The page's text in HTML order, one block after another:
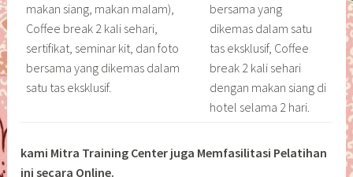
makan siang, makan malam),
Coffee break 2 kali sehari,
sertifikat, seminar kit, dan foto
bersama yang dikemas dalam
satu tas eksklusif.
bersama yang
dikemas dalam satu
tas eksklusif, Coffee
break 2 kali sehari
dengan makan siang di
hotel selama 2 hari.
kami Mitra Training Center juga Memfasilitasi Pelatihan
ini secara Online.